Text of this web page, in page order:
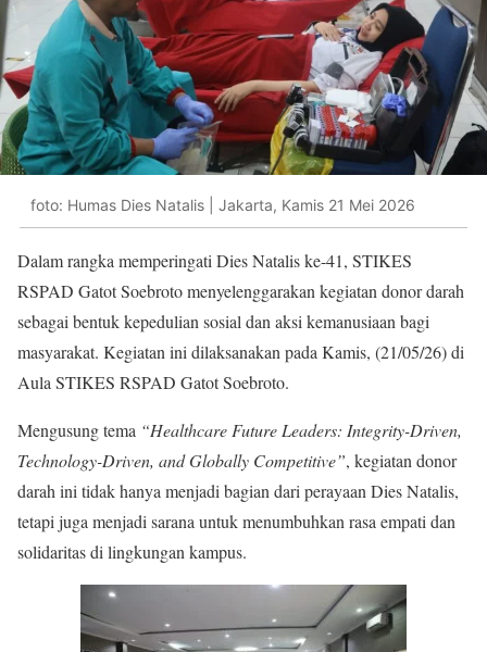
foto: Humas Dies Natalis | Jakarta, Kamis 21 Mei 2026
Dalam rangka memperingati Dies Natalis ke-41, STIKES
RSPAD Gatot Soebroto menyelenggarakan kegiatan donor darah
sebagai bentuk kepedulian sosial dan aksi kemanusiaan bagi
masyarakat. Kegiatan ini dilaksanakan pada Kamis, (21/05/26) di
Aula STIKES RSPAD Gatot Soebroto.
Mengusung tema “Healthcare Future Leaders: Integrity-Driven,
Technology-Driven, and Globally Competitive”, kegiatan donor
darah ini tidak hanya menjadi bagian dari perayaan Dies Natalis,
tetapi juga menjadi sarana untuk menumbuhkan rasa empati dan
solidaritas di lingkungan kampus.